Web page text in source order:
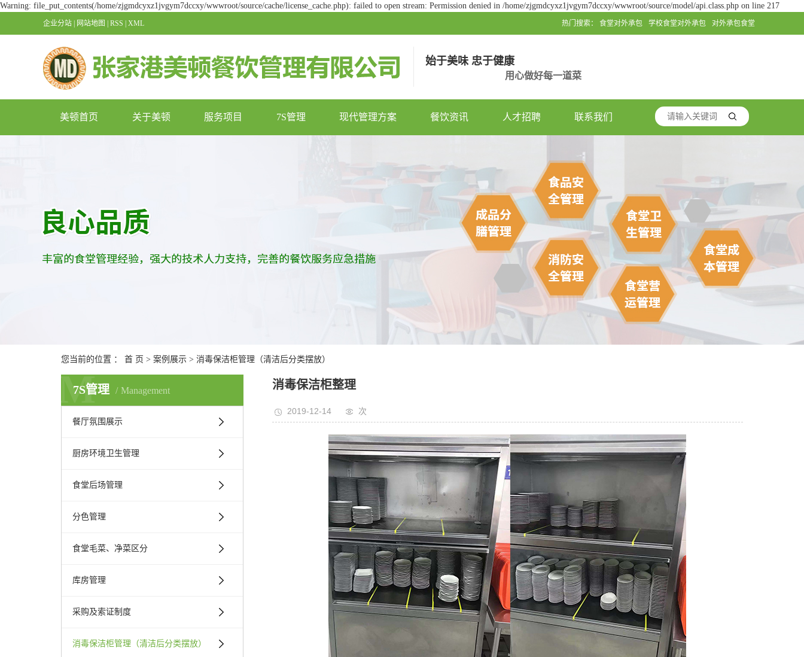
Warning: file_put_contents(/home/zjgmdcyxz1jvgym7dccxy/wwwroot/source/cache/license_cache.php): failed to open stream: Permission denied in /home/zjgmdcyxz1jvgym7dccxy/wwwroot/source/model/api.class.php on line 217
企业分站 网站地图 RSS XML 热门搜索： 食堂对外承包 学校食堂对外承包 对外承包食堂
始于美味 忠于健康
用心做好每一道菜
美顿首页 关于美顿 服务项目 7S管理 现代管理方案 餐饮资讯 人才招聘 联系我们
您当前的位置 ： 首 页 > 案例展示 > 消毒保洁柜管理（清洁后分类摆放）
7S管理 Management
M
餐厅氛围展示
厨房环境卫生管理
食堂后场管理
分色管理
食堂毛菜、净菜区分
库房管理
采购及索证制度
消毒保洁柜管理（清洁后分类摆放）
消毒保洁柜整理
2019-12-14 次